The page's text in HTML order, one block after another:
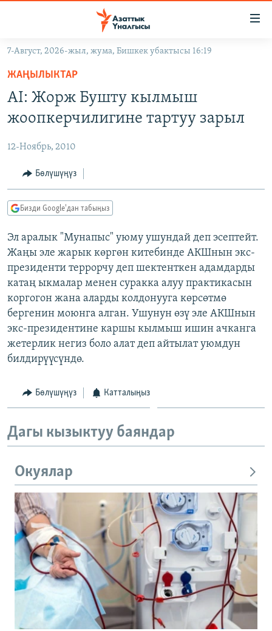
Навигацияга
өтүңүз
Издөөгө
салыңызКЫРГЫЗСТАН
ЭКОНОМИКА
МАДАНИЯТ
БОРБОР АЗИЯ
АТАЙЫН ИЛИКТӨӨ
ТВ ПРОГРАММАЛАР
ЭКСПЕРТТЕР ТАЛДАЙТ
БИЗ ЖАНА ДҮЙНӨ
ЭЖЕ-СИҢДИЛЕР
ЫҢГАЙСЫЗ СУРООЛОР
ӨЗГӨЧӨ ПИКИР
Русский
ОНЛАЙН ШЕРИНЕ
ЭЕ/АРнун бардык сайттары
7-Август, 2026-жыл, жума, Бишкек убактысы 16:19
ЖАҢЫЛЫКТАР
AI: Жорж Бушту кылмыш
жоопкерчилигине тартуу зарыл
12-Ноябрь, 2010
Бөлүшүңүз
Бизди Google'дан табыңыз
Эл аралык "Мунапыс" уюму ушундай деп эсептейт.
Жаңы эле жарык көргөн китебинде АКШнын экс-
президенти террорчу деп шектенткен адамдарды
катаң ыкмалар менен суракка алуу практикасын
коргогон жана аларды колдонууга көрсөтмө
бергенин моюнга алган. Ушунун өзү эле АКШнын
экс-президентине каршы кылмыш ишин ачканга
жетерлик негиз боло алат деп айтылат уюмдун
билдирүүсүндө.
Бөлүшүңүз Катталыңыз
Дагы кызыктуу баяндар
Окуялар